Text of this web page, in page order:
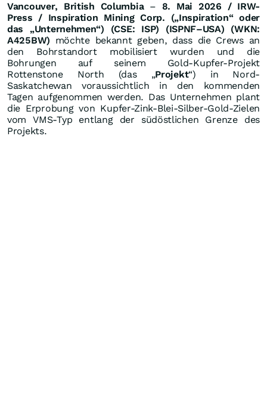
Vancouver, British Columbia –
8. Mai 2026 / IRW-
Press / Inspiration Mining Corp. („Inspiration“ oder
das „Unternehmen“) (CSE: ISP) (ISPNF–USA) (WKN:
A425BW) möchte bekannt geben, dass die Crews an
den Bohrstandort mobilisiert wurden und die
Bohrungen auf seinem Gold-Kupfer-Projekt
Rottenstone North (das „Projekt“) in Nord-
Saskatchewan voraussichtlich in den kommenden
Tagen aufgenommen werden. Das Unternehmen plant
die Erprobung von Kupfer-Zink-Blei-Silber-Gold-Zielen
vom VMS-Typ entlang der südöstlichen Grenze des
Projekts.